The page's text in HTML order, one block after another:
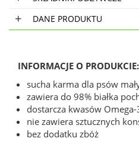
DANE PRODUKTU
INFORMACJE O PRODUKCIE:
sucha karma dla psów
zawiera do 98% białka
dostarcza kwasów Omega-
nie zawiera sztucznych
bez dodatku zbóż